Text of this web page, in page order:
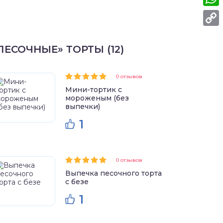
ТОРТЫ (12)
0 отзывов
Мини-тортик с
мороженым (без
выпечки)
1
0 отзывов
Выпечка песочного торта
с безе
1